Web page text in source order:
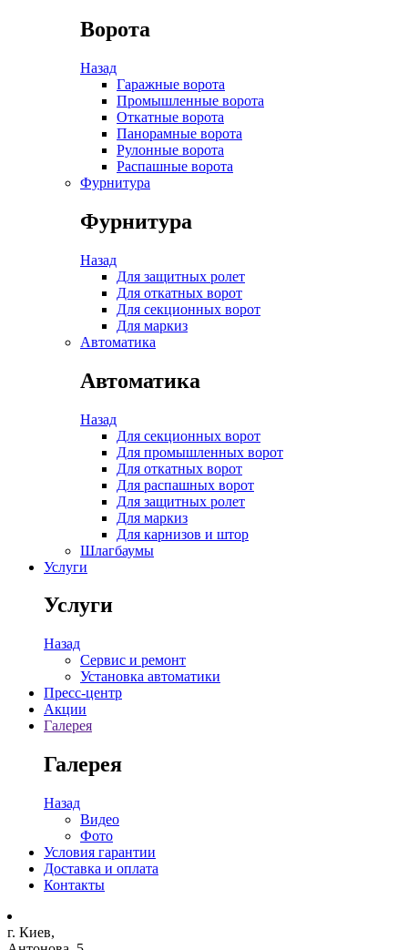
Ворота
Назад
Гаражные ворота
Промышленные ворота
Откатные ворота
Панорамные ворота
Рулонные ворота
Распашные ворота
Фурнитура
Фурнитура
Назад
Для защитных ролет
Для откатных ворот
Для секционных ворот
Для маркиз
Автоматика
Автоматика
Назад
Для секционных ворот
Для промышленных ворот
Для откатных ворот
Для распашных ворот
Для защитных ролет
Для маркиз
Для карнизов и штор
Шлагбаумы
Услуги
Услуги
Назад
Сервис и ремонт
Установка автоматики
Пресс-центр
Акции
Галерея
Галерея
Назад
Видео
Фото
Условия гарантии
Доставка и оплата
Контакты
г. Киев,